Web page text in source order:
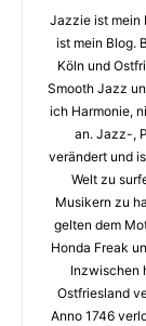
Jazzie ist mein
ist mein Blog.
Köln und
Smooth Jazz
ich Harmonie,
an. Jazz-,
verändert und
Welt zu
Musikern zu
gelten dem
Honda Freak
Inzwischen
Ostfriesland
Anno 1746